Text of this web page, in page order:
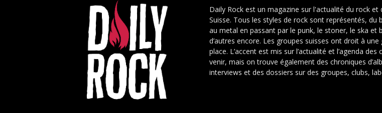
Daily Rock est un magazine sur l'actualité du rock et
Suisse. Tous les styles de rock sont représentés, du
au metal en passant par le punk, le stoner, le ska et
d’autres encore. Les groupes suisses ont droit à une
place. L’accent est mis sur l’actualité et l’agenda des
venir, mais on trouve également des chroniques
interviews et des dossiers sur des groupes, clubs,